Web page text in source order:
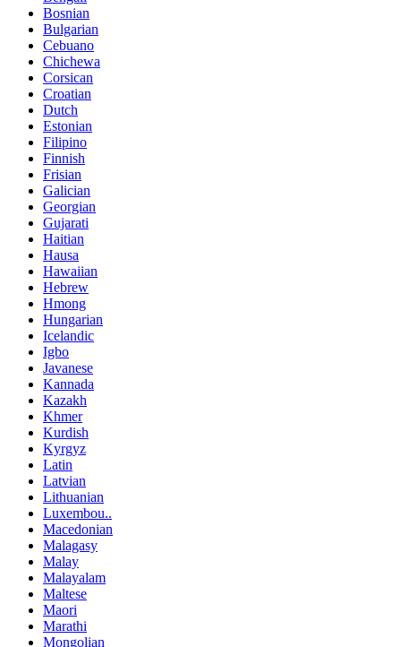
Bosnian
Bulgarian
Cebuano
Chichewa
Corsican
Croatian
Dutch
Estonian
Filipino
Finnish
Frisian
Galician
Georgian
Gujarati
Haitian
Hausa
Hawaiian
Hebrew
Hmong
Hungarian
Icelandic
Igbo
Javanese
Kannada
Kazakh
Khmer
Kurdish
Kyrgyz
Latin
Latvian
Lithuanian
Luxembou..
Macedonian
Malagasy
Malay
Malayalam
Maltese
Maori
Marathi
Mongolian